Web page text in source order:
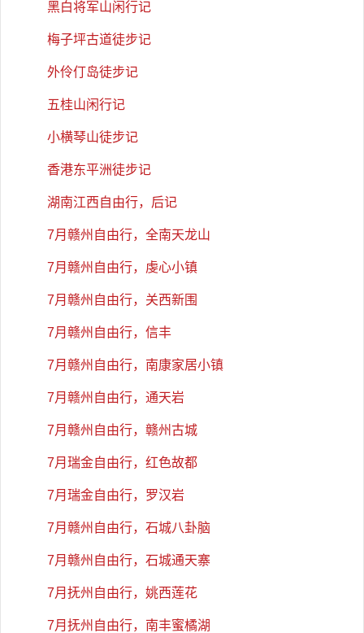
黑白将军山闲行记
梅子坪古道徒步记
外伶仃岛徒步记
五桂山闲行记
小横琴山徒步记
香港东平洲徒步记
湖南江西自由行，后记
7月赣州自由行，全南天龙山
7月赣州自由行，虔心小镇
7月赣州自由行，关西新围
7月赣州自由行，信丰
7月赣州自由行，南康家居小镇
7月赣州自由行，通天岩
7月赣州自由行，赣州古城
7月瑞金自由行，红色故都
7月瑞金自由行，罗汉岩
7月赣州自由行，石城八卦脑
7月赣州自由行，石城通天寨
7月抚州自由行，姚西莲花
7月抚州自由行，南丰蜜橘湖